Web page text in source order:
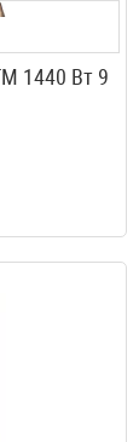
1440 Вт 9